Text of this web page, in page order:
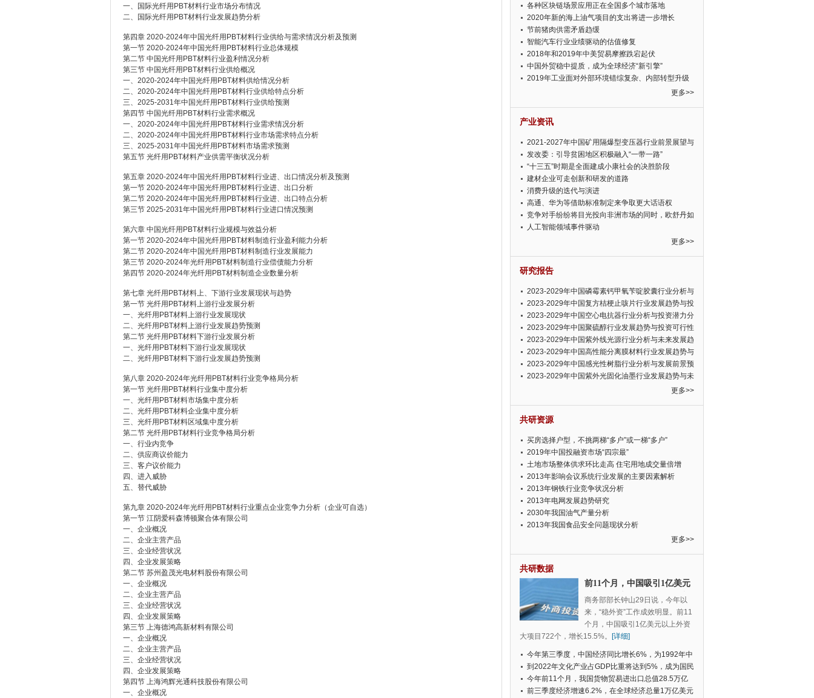
一、国际光纤用PBT材料行业市场分布情况
二、国际光纤用PBT材料行业发展趋势分析
第四章 2020-2024年中国光纤用PBT材料行业供给与需求情况分析及预测
第一节 2020-2024年中国光纤用PBT材料行业总体规模
第二节 中国光纤用PBT材料行业盈利情况分析
第三节 中国光纤用PBT材料行业供给概况
一、2020-2024年中国光纤用PBT材料供给情况分析
二、2020-2024年中国光纤用PBT材料行业供给特点分析
三、2025-2031年中国光纤用PBT材料行业供给预测
第四节 中国光纤用PBT材料行业需求概况
一、2020-2024年中国光纤用PBT材料行业需求情况分析
二、2020-2024年中国光纤用PBT材料行业市场需求特点分析
三、2025-2031年中国光纤用PBT材料市场需求预测
第五节 光纤用PBT材料产业供需平衡状况分析
第五章 2020-2024年中国光纤用PBT材料行业进、出口情况分析及预测
第一节 2020-2024年中国光纤用PBT材料行业进、出口分析
第二节 2020-2024年中国光纤用PBT材料行业进、出口特点分析
第三节 2025-2031年中国光纤用PBT材料行业进口情况预测
第六章 中国光纤用PBT材料行业规模与效益分析
第一节 2020-2024年中国光纤用PBT材料制造行业盈利能力分析
第二节 2020-2024年中国光纤用PBT材料制造行业发展能力
第三节 2020-2024年光纤用PBT材料制造行业偿债能力分析
第四节 2020-2024年光纤用PBT材料制造企业数量分析
第七章 光纤用PBT材料上、下游行业发展现状与趋势
第一节 光纤用PBT材料上游行业发展分析
一、光纤用PBT材料上游行业发展现状
二、光纤用PBT材料上游行业发展趋势预测
第二节 光纤用PBT材料下游行业发展分析
一、光纤用PBT材料下游行业发展现状
二、光纤用PBT材料下游行业发展趋势预测
第八章 2020-2024年光纤用PBT材料行业竞争格局分析
第一节 光纤用PBT材料行业集中度分析
一、光纤用PBT材料市场集中度分析
二、光纤用PBT材料企业集中度分析
三、光纤用PBT材料区域集中度分析
第二节 光纤用PBT材料行业竞争格局分析
一、行业内竞争
二、供应商议价能力
三、客户议价能力
四、进入威胁
五、替代威胁
第九章 2020-2024年光纤用PBT材料行业重点企业竞争力分析（企业可自选）
第一节 江阴爱科森博顿聚合体有限公司
一、企业概况
二、企业主营产品
三、企业经营状况
四、企业发展策略
第二节 苏州盈茂光电材料股份有限公司
一、企业概况
二、企业主营产品
三、企业经营状况
四、企业发展策略
第三节 上海德鸿高新材料有限公司
一、企业概况
二、企业主营产品
三、企业经营状况
四、企业发展策略
第四节 上海鸿辉光通科技股份有限公司
一、企业概况
各种区块链场景应用正在全国多个城市落地
2020年新的海上油气项目的支出将进一步增长
节前猪肉供需矛盾趋缓
智能汽车行业业绩驱动的估值修复
2018年和2019年中美贸易摩擦跌宕起伏
中国外贸稳中提质，成为全球经济“新引擎”
2019年工业面对外部环境错综复杂、内部转型升级
更多>>
产业资讯
2021-2027年中国矿用隔爆型变压器行业前景展望与
投资前景预测报告
发改委：引导贫困地区积极融入“一带一路”
“十三五”时期是全面建成小康社会的决胜阶段
建材企业可走创新和研发的道路
消费升级的迭代与演进
高通、华为等借助标准制定来争取更大话语权
竞争对手纷纷将目光投向非洲市场的同时，欧舒丹如
此淡定，难道就真的不怕丧失先机吗?
人工智能领域事件驱动
更多>>
研究报告
2023-2029年中国磷霉素钙甲氧苄啶胶囊行业分析与
投资可行性报告
2023-2029年中国复方桔梗止咳片行业发展趋势与投
资潜力分析报告
2023-2029年中国空心电抗器行业分析与投资潜力分
析报告
2023-2029年中国聚硫醇行业发展趋势与投资可行性
报告
2023-2029年中国紫外线光源行业分析与未来发展趋
势报告
2023-2029年中国高性能分离膜材料行业发展趋势与
发展前景预测报告
2023-2029年中国感光性树脂行业分析与发展前景预
测报告
2023-2029年中国紫外光固化油墨行业发展趋势与未
更多>>
共研资源
买房选择户型，不挑两梯“多户”或一梯“多户”
2019年中国投融资市场“四宗最”
土地市场整体供求环比走高 住宅用地成交量倍增
2013年影响会议系统行业发展的主要因素解析
2013年钢铁行业竞争状况分析
2013年电网发展趋势研究
2030年我国油气产量分析
2013年我国食品安全问题现状分析
更多>>
共研数据
前11个月，中国吸引1亿美元
以上外资大项目722个，增长
15.5%
商务部部长钟山29日说，今年以
来，“稳外资”工作成效明显。前11
个月，中国吸引1亿美元以上外资
大项目722个，增长15.5%。 [详细]
今年第三季度，中国经济同比增长6%，为1992年中
国有季度数据以来的新低
到2022年文化产业占GDP比重将达到5%，成为国民
经济支柱产业
今年前11个月，我国货物贸易进出口总值28.5万亿
元人民币，比去年同期增长2.4%
前三季度经济增速6.2%，在全球经济总量1万亿美元